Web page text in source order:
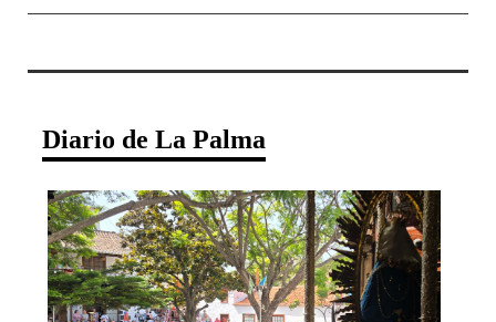
Diario de La Palma